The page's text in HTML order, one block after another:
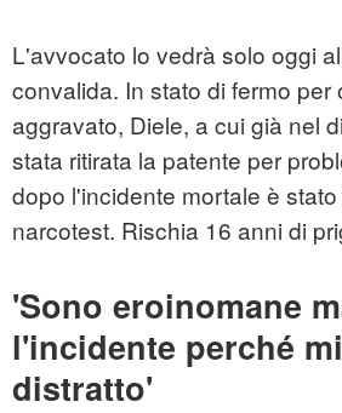
L'avvocato lo vedrà solo oggi
convalida. In stato di fermo per
aggravato, Diele, a cui già nel
stata ritirata la patente per
dopo l'incidente mortale è
narcotest. Rischia 16 anni di
'Sono eroinomane
l'incidente perché
distratto'